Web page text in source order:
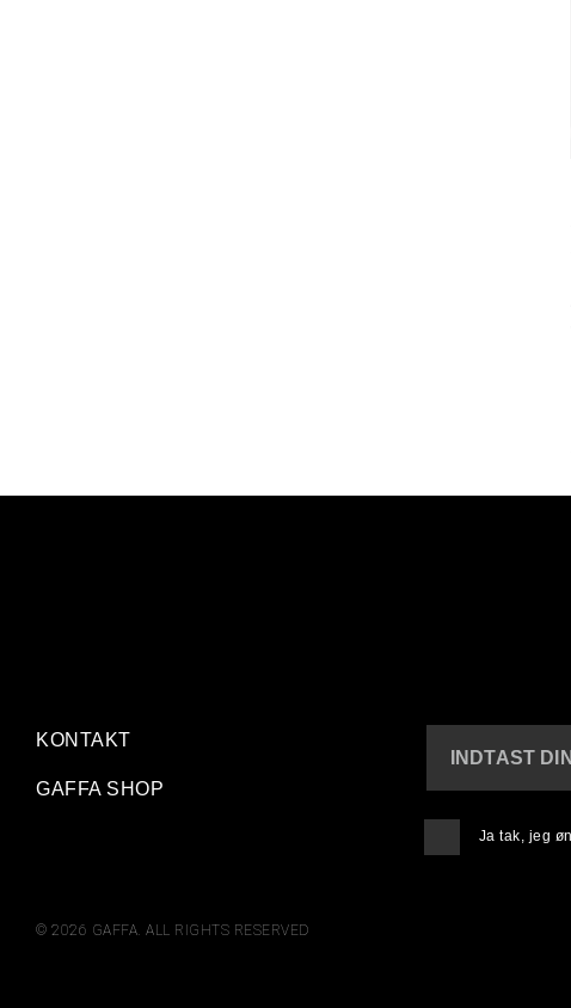
KONTAKT
GAFFA SHOP
INDTAST
Ja tak, jeg
© 2026 GAFFA. ALL RIGHTS RESERVED